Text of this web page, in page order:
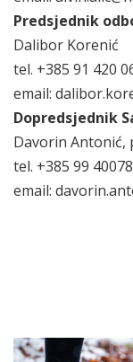
Predsjednik
Dalibor Korenić
tel. +385 91 420
email:
Dopredsjednik
Davorin Antonić,
tel. +385 99
email: